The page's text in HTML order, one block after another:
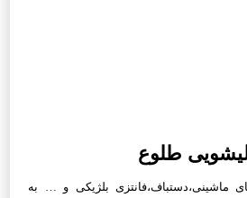
طلوع
بلژیکی و … به